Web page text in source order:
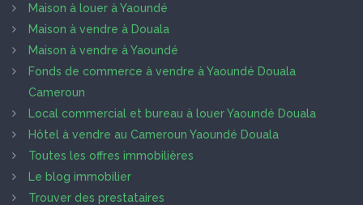
Maison à louer à Yaoundé
Maison à vendre à Douala
Maison à vendre à Yaoundé
Fonds de commerce à vendre à Yaoundé Douala
Cameroun
Local commercial et bureau à louer Yaoundé Douala
Hôtel à vendre au Cameroun Yaoundé Douala
Toutes les offres immobilières
Le blog immobilier
Trouver des prestataires